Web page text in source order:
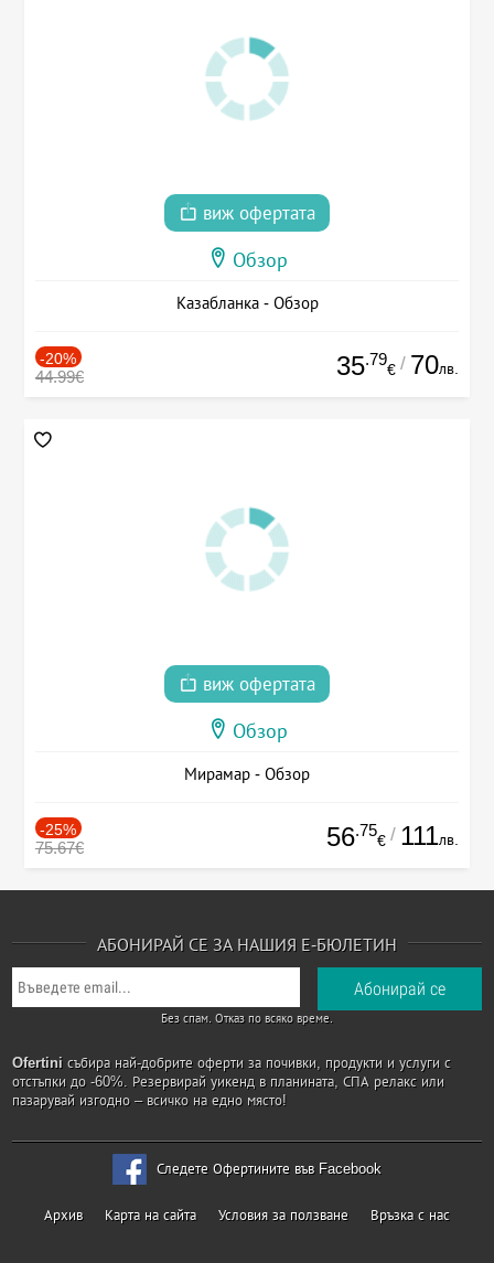
виж офертата
Обзор
Казабланка - Обзор
-20%
44.99€ 35.79
€ / 70лв.
виж офертата
Обзор
Мирамар - Обзор
-25%
75.67€ 56.75
€ / 111лв.
АБОНИРАЙ СЕ ЗА НАШИЯ Е-БЮЛЕТИН
Без спам. Отказ по всяко време.
Ofertini събира най-добрите оферти за почивки, продукти и услуги с
отстъпки до -60%. Резервирай уикенд в планината, СПА релакс или
пазарувай изгодно – всичко на едно място!
Следете Офертините във Facebook
Архив Карта на сайта Условия за ползване Връзка с нас